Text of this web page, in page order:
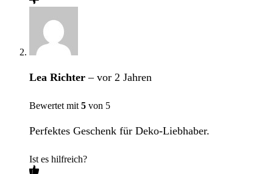
Lea Richter– vor 2 Jahren
Bewertet mit 5 von 5
Perfektes Geschenk für Deko-Liebhaber.
Ist es hilfreich?